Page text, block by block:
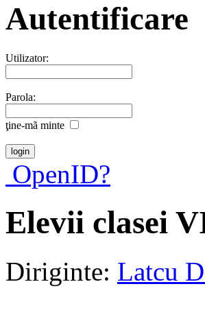
Autentificare
Utilizator:
Parola:
ţine-mã minte
OpenID?
Elevii clasei
Diriginte: Latcu